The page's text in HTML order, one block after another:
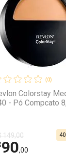
(0)
Colorstay
- Pó Compcato
149,00
90,00